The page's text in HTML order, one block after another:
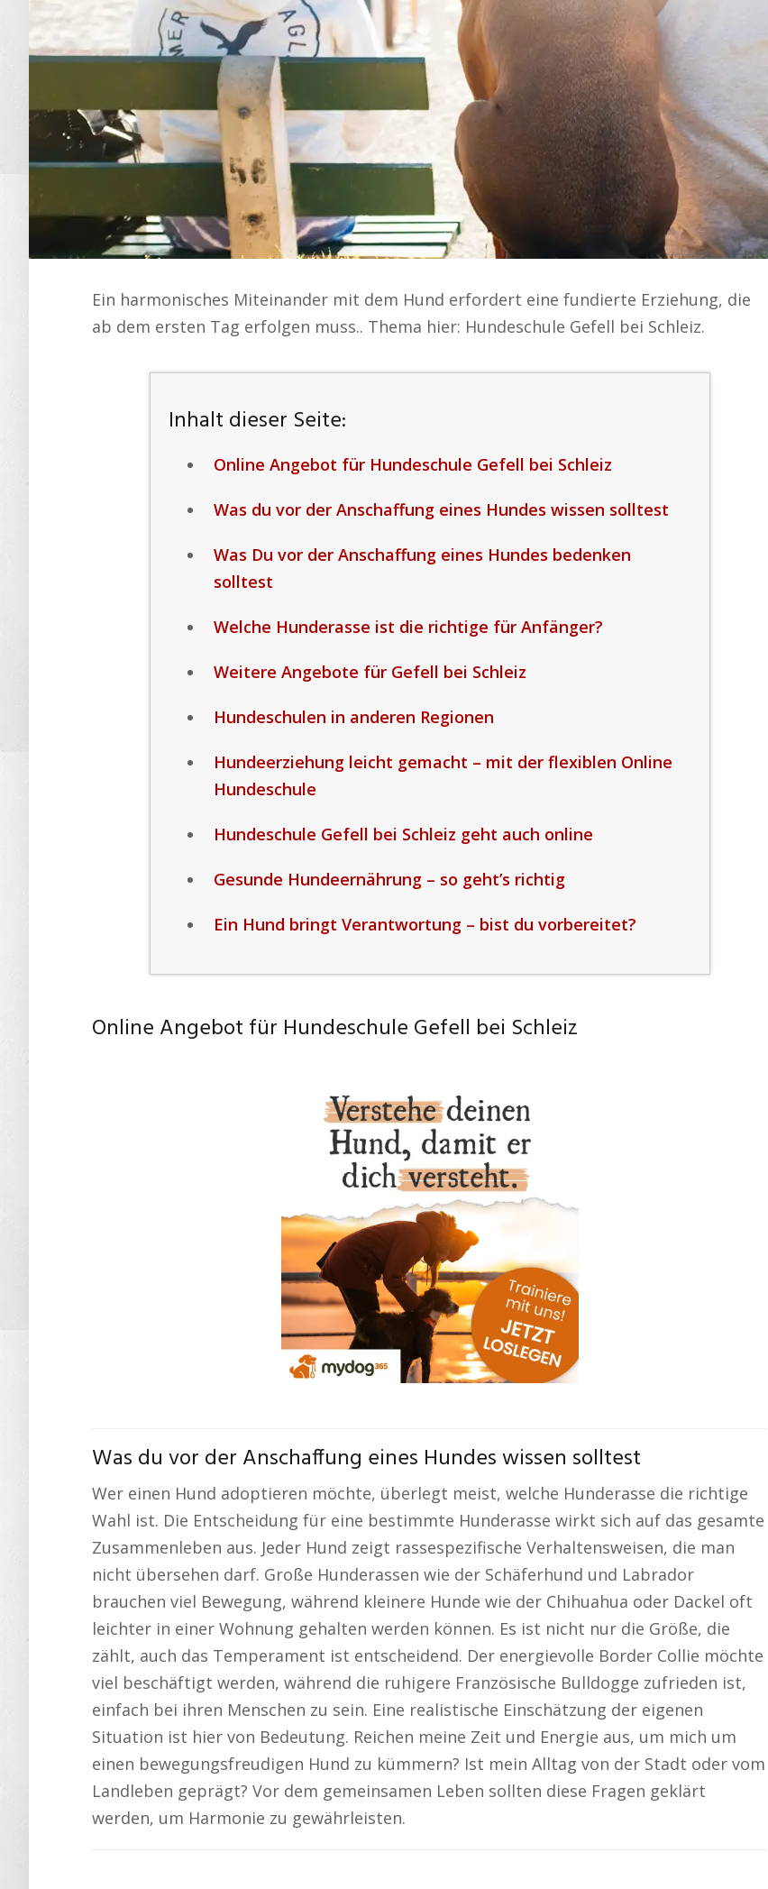
Ein harmonisches Miteinander mit dem Hund erfordert eine fundierte Erziehung, die
ab dem ersten Tag erfolgen muss.. Thema hier: Hundeschule Gefell bei Schleiz.
Inhalt dieser Seite:
Online Angebot für Hundeschule Gefell bei Schleiz
Was du vor der Anschaffung eines Hundes wissen solltest
Was Du vor der Anschaffung eines Hundes bedenken
solltest
Welche Hunderasse ist die richtige für Anfänger?
Weitere Angebote für Gefell bei Schleiz
Hundeschulen in anderen Regionen
Hundeerziehung leicht gemacht – mit der flexiblen Online
Hundeschule
Hundeschule Gefell bei Schleiz geht auch online
Gesunde Hundeernährung – so geht’s richtig
Ein Hund bringt Verantwortung – bist du vorbereitet?
Online Angebot für Hundeschule Gefell bei Schleiz
Was du vor der Anschaffung eines Hundes wissen solltest
Wer einen Hund adoptieren möchte, überlegt meist, welche Hunderasse die richtige
Wahl ist. Die Entscheidung für eine bestimmte Hunderasse wirkt sich auf das gesamte
Zusammenleben aus. Jeder Hund zeigt rassespezifische Verhaltensweisen, die man
nicht übersehen darf. Große Hunderassen wie der Schäferhund und Labrador
brauchen viel Bewegung, während kleinere Hunde wie der Chihuahua oder Dackel oft
leichter in einer Wohnung gehalten werden können. Es ist nicht nur die Größe, die
zählt, auch das Temperament ist entscheidend. Der energievolle Border Collie möchte
viel beschäftigt werden, während die ruhigere Französische Bulldogge zufrieden ist,
einfach bei ihren Menschen zu sein. Eine realistische Einschätzung der eigenen
Situation ist hier von Bedeutung. Reichen meine Zeit und Energie aus, um mich um
einen bewegungsfreudigen Hund zu kümmern? Ist mein Alltag von der Stadt oder vom
Landleben geprägt? Vor dem gemeinsamen Leben sollten diese Fragen geklärt
werden, um Harmonie zu gewährleisten.